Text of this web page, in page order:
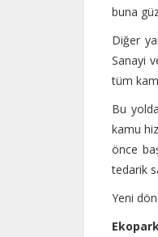
buna
Diğer
Sanayi
tüm
Bu
kamu
önce
tedarik
Yeni